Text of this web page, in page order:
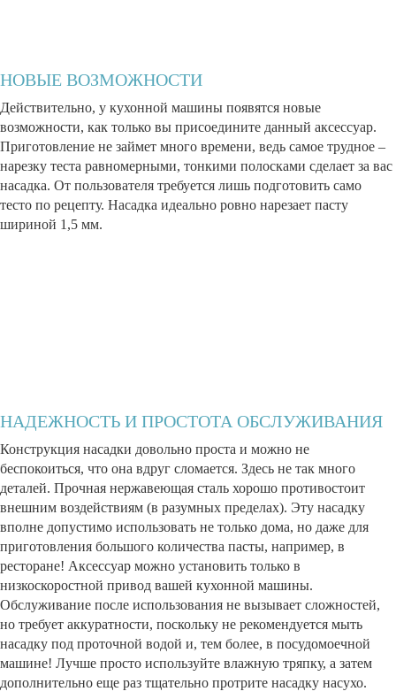
НОВЫЕ ВОЗМОЖНОСТИ
Действительно, у кухонной машины появятся новые
возможности, как только вы присоедините данный аксессуар.
Приготовление не займет много времени, ведь самое трудное –
нарезку теста равномерными, тонкими полосками сделает за вас
насадка. От пользователя требуется лишь подготовить само
тесто по рецепту. Насадка идеально ровно нарезает пасту
шириной 1,5 мм.
НАДЕЖНОСТЬ И ПРОСТОТА ОБСЛУЖИВАНИЯ
Конструкция насадки довольно проста и можно не
беспокоиться, что она вдруг сломается. Здесь не так много
деталей. Прочная нержавеющая сталь хорошо противостоит
внешним воздействиям (в разумных пределах). Эту насадку
вполне допустимо использовать не только дома, но даже для
приготовления большого количества пасты, например, в
ресторане! Аксессуар можно установить только в
низкоскоростной привод вашей кухонной машины.
Обслуживание после использования не вызывает сложностей,
но требует аккуратности, поскольку не рекомендуется мыть
насадку под проточной водой и, тем более, в посудомоечной
машине! Лучше просто используйте влажную тряпку, а затем
дополнительно еще раз тщательно протрите насадку насухо.